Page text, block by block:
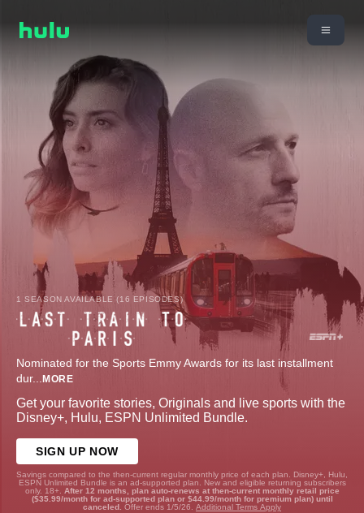
1 SEASON AVAILABLE (16 EPISODES)
Nominated for the Sports Emmy Awards for its last installment
dur... MORE
Get your favorite stories, Originals and live sports with the
Disney+, Hulu, ESPN Unlimited Bundle.
SIGN UP NOW
Savings compared to the then-current regular monthly price of each plan. Disney+, Hulu,
ESPN Unlimited Bundle is an ad-supported plan. New and eligible returning subscribers
only. 18+. After 12 months, plan auto-renews at then-current monthly retail price
($35.99/month for ad-supported plan or $44.99/month for premium plan) until
canceled. Offer ends 1/5/26. Additional Terms Apply